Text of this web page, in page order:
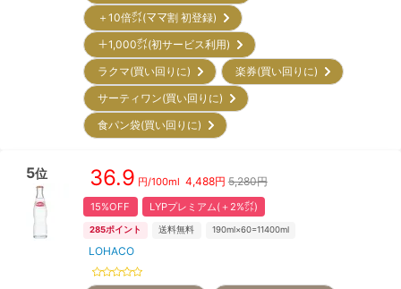
＋10倍㌽(ママ割 初登録)
＋1,000㌽(初サービス利用)
ラクマ(買い回りに)
楽券(買い回りに)
サーティワン(買い回りに)
食パン袋(買い回りに)
5位 36.9 円/100ml 4,488円 5,280円
15%OFF LYPプレミアム(＋2%㌽)
285ポイント 送料無料 190ml×60=11400ml
LOHACO